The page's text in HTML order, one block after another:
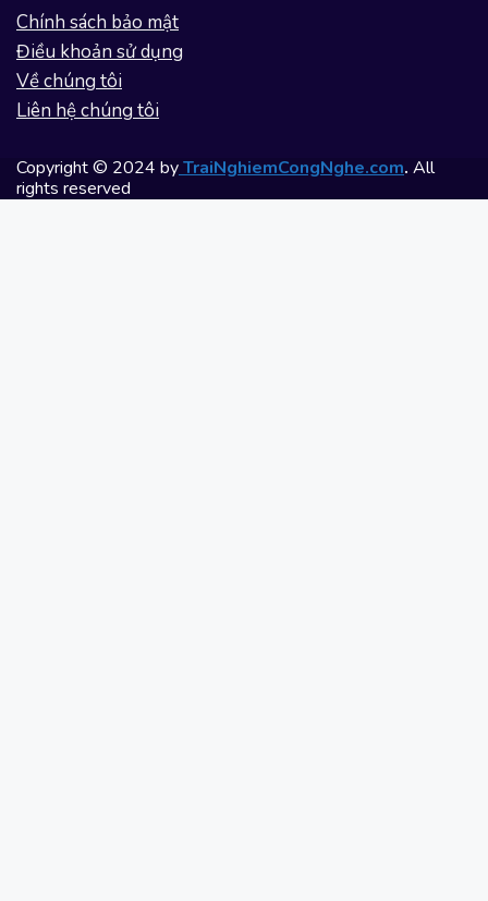
Chính sách bảo mật
Điều khoản sử dụng
Về chúng tôi
Liên hệ chúng tôi
Copyright © 2024 byTraiNghiemCongNghe.com. All
rights reserved